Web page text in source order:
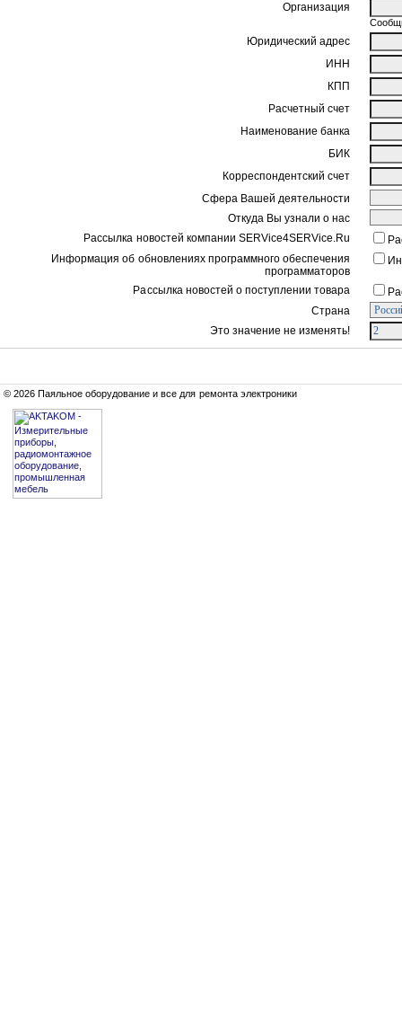
Организация
Юридический адрес
ИНН
КПП
Расчетный счет
Наименование банка
БИК
Корреспондентский счет
Сфера Вашей деятельности
Откуда Вы узнали о нас
Рассылка новостей компании SERVice4SERVice.Ru
Информация об обновлениях программного обеспечения
программаторов
Рассылка новостей о поступлении товара
Страна
Это значение не изменять!
© 2026 Паяльное оборудование и все для ремонта электроники